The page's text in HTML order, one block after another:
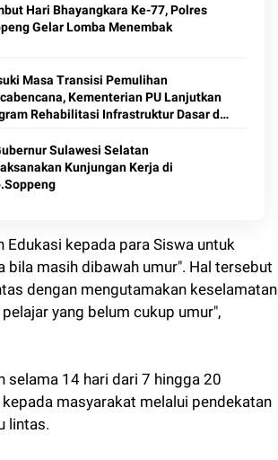
Hari Bhayangkara Ke-77, Polres
Gelar Lomba Menembak
Masa Transisi Pemulihan
Kementerian PU Lanjutkan
Rehabilitasi Infrastruktur Dasar di
Sulawesi Selatan
Kunjungan Kerja di
kepada para Siswa untuk
masih dibawah umur". Hal tersebut
dengan mengutamakan keselamatan
yang belum cukup umur",
selama 14 hari dari 7 hingga 20
masyarakat melalui pendekatan
lintas.